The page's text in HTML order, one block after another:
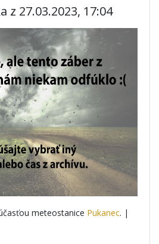
z 27.03.2023, 17:04
meteostanice Pukanec. |